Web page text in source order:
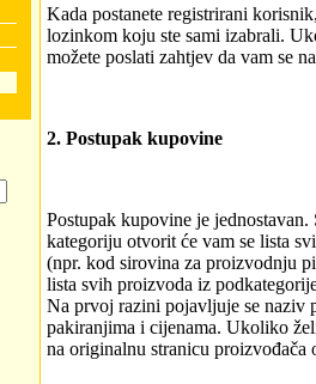
Kada postanete registrirani
lozinkom koju ste sami izabrali.
možete poslati zahtjev da vam se
2. Postupak kupovine
Postupak kupovine je
kategoriju otvorit će vam se lista
(npr. kod sirovina za proizvodnju
lista svih proizvoda iz
Na prvoj razini pojavljuje se naziv
pakiranjima i cijenama. Ukoliko
na originalnu stranicu proizvođača